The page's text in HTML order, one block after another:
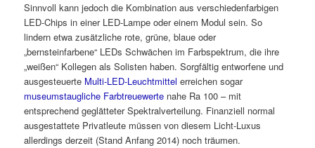
Sinnvoll kann jedoch die Kombination aus verschiedenfarbigen
LED-Chips in einer LED-Lampe oder einem Modul sein. So
lindern etwa zusätzliche rote, grüne, blaue oder
„bernsteinfarbene“ LEDs Schwächen im Farbspektrum, die ihre
„weißen“ Kollegen als Solisten haben. Sorgfältig entworfene und
ausgesteuerte Multi-LED-Leuchtmittel erreichen sogar
museumstaugliche Farbtreuewerte nahe Ra 100 – mit
entsprechend geglätteter Spektralverteilung. Finanziell normal
ausgestattete Privatleute müssen von diesem Licht-Luxus
allerdings derzeit (Stand Anfang 2014) noch träumen.